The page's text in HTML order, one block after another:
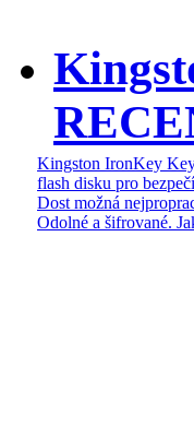
Kingston IronKey
flash disku pro
Dost možná
Odolné a šifrované.